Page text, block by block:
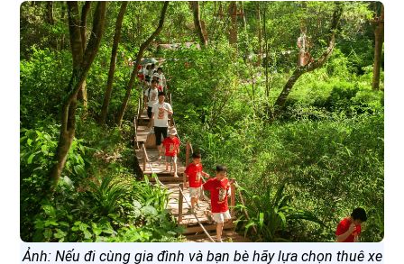
Ảnh: Nếu đi cùng gia đình và bạn bè hãy lựa chọn thuê xe